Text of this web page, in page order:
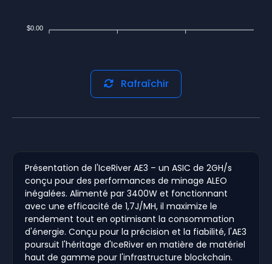
$0.00
Rafraîchir
Présentation de l'IceRiver AE3 – un ASIC de 2GH/s
conçu pour des performances de minage ALEO
inégalées. Alimenté par 3400W et fonctionnant
avec une efficacité de 1,7J/MH, il maximize le
rendement tout en optimisant la consommation
d'énergie. Conçu pour la précision et la fiabilité, l'AE3
poursuit l'héritage d'IceRiver en matière de matériel
haut de gamme pour l'infrastructure blockchain.